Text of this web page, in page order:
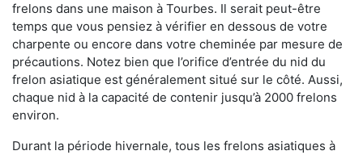
frelons dans une maison à Tourbes. Il serait peut-être
temps que vous pensiez à vérifier en dessous de votre
charpente ou encore dans votre cheminée par mesure de
précautions. Notez bien que l’orifice d’entrée du nid du
frelon asiatique est généralement situé sur le côté. Aussi,
chaque nid à la capacité de contenir jusqu’à 2000 frelons
environ.
Durant la période hivernale, tous les frelons asiatiques à